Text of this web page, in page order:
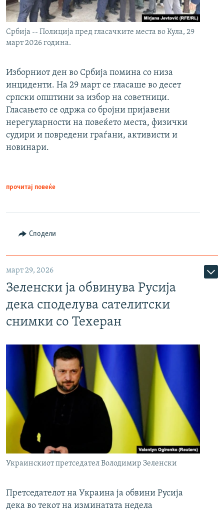
Србија -- Полиција пред гласачките места во Кула, 29
март 2026 година.
Изборниот ден во Србија помина со низа
инциденти. На 29 март се гласаше во десет
српски општини за избор на советници.
Гласањето се одржа со бројни пријавени
нерегуларности на повеќето места, физички
судири и повредени граѓани, активисти и
новинари.
прочитај повеќе
Сподели
март 29, 2026
Зеленски ја обвинува Русија
дека споделува сателитски
снимки со Техеран
Украинскиот претседател Володимир Зеленски
Претседателот на Украина ја обвини Русија
дека во текот на изминатата недела